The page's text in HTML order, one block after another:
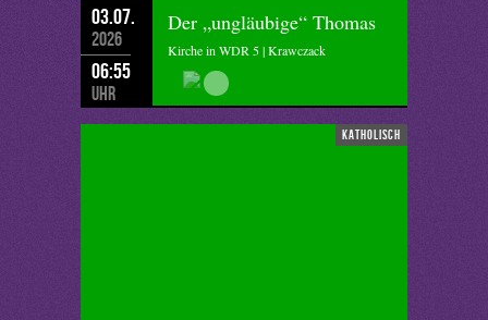
03.07.
2026
06:55
Uhr
Der „ungläubige“ Thomas
Kirche in WDR 5 | Krawczack
katholisch